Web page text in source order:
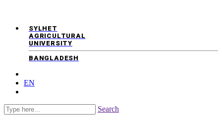
SYLHET
AGRICULTURAL
UNIVERSITY
BANGLADESH
EN
Search